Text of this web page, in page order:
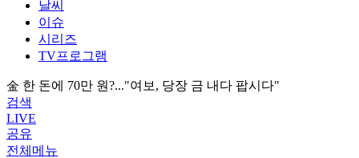
날씨
이슈
시리즈
TV프로그램
金 한 돈에 70만 원?..."여보, 당장 금 내다 팝시다"
검색
LIVE
공유
전체메뉴